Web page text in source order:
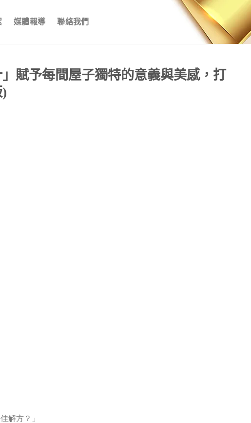
媒體報導 聯絡我們
賦予每間屋子獨特的意義與美感，打
解方？」